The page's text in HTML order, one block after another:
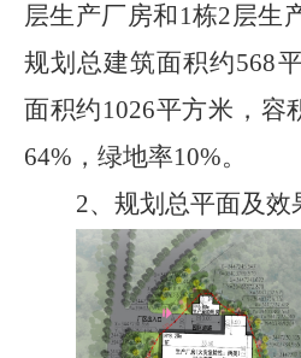
层生产厂房和 1栋2层生
规划总建筑面积约568
面积约1026平方米，容
64% ，绿地率10%。
2、 规划总平面及效